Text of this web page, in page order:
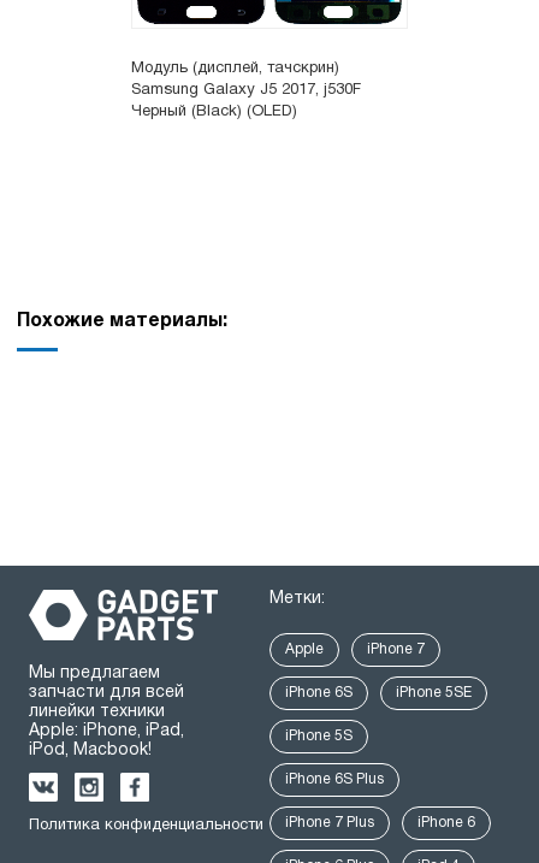
Модуль (дисплей, тачскрин)
Samsung Galaxy J5 2017, j530F
Черный (Black) (OLED)
Похожие материалы:
Мы предлагаем
запчасти для всей
линейки техники
Apple: iPhone, iPad,
iPod, Macbook!
Политика конфиденциальности
Метки:
Apple iPhone 7
iPhone 6S iPhone 5SE
iPhone 5S
iPhone 6S Plus
iPhone 7 Plus iPhone 6